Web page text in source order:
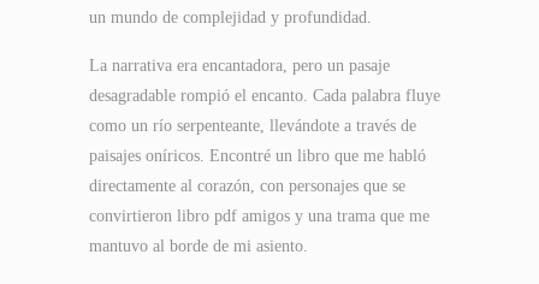
un mundo de complejidad y profundidad.
La narrativa era encantadora, pero un pasaje
desagradable rompió el encanto. Cada palabra fluye
como un río serpenteante, llevándote a través de
paisajes oníricos. Encontré un libro que me habló
directamente al corazón, con personajes que se
convirtieron libro pdf amigos y una trama que me
mantuvo al borde de mi asiento.